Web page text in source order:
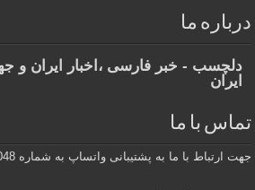
درباره ما
دلچسب - خبر فارسی ،اخبار ایران و
ایران
تماس با ما
جهت ارتباط با ما به پشتیبانی واتساپ به شماره 09056213048 در ارتباط باشید